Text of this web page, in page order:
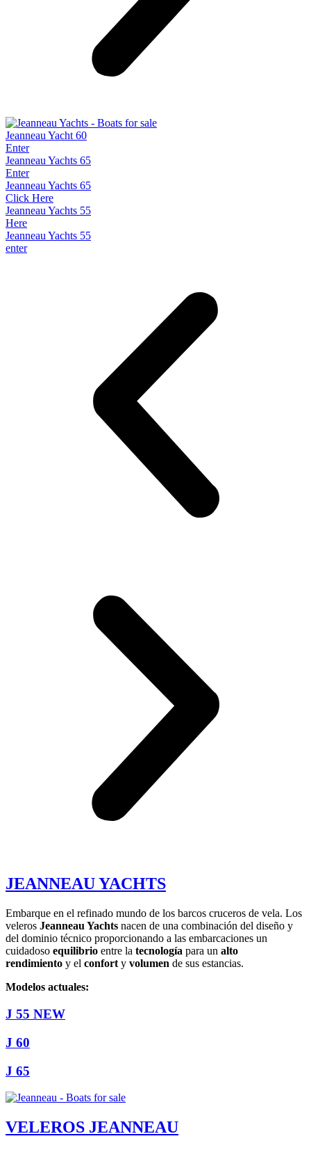
Jeanneau Yacht 60
Enter
Jeanneau Yachts 65
Enter
Jeanneau Yachts 65
Click Here
Jeanneau Yachts 55
Here
Jeanneau Yachts 55
enter
JEANNEAU YACHTS
Embarque en el refinado mundo de los barcos cruceros de vela. Los
veleros Jeanneau Yachts nacen de una combinación del diseño y
del dominio técnico proporcionando a las embarcaciones un
cuidadoso equilibrio entre la tecnología para un alto
rendimiento y el confort y volumen de sus estancias.
Modelos actuales:
J 55 NEW
J 60
J 65
VELEROS JEANNEAU